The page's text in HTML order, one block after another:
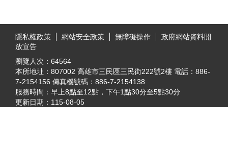
隱私權政策
網站安全政策 無障礙操作
政府網站資料開
放宣告
瀏覽人次： 64564
本所地址：807002 高雄市三民區三民街222號2樓 電話：886-
7-2154156 傳真機號碼：886-7-2154138
服務時間：早上8點至12點，下午1點30分至5點30分
更新日期： 115-08-05